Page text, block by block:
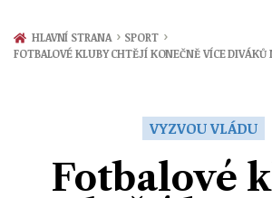
Zprávy
Přerov
Ekonomika
Ženy
Sport
HLAVNÍ STRANA › SPORT ›
FOTBALOVÉ KLUBY CHTĚJÍ KONEČNĚ VÍCE DIVÁKŮ
VYZVOU VLÁDU
Fotbalové